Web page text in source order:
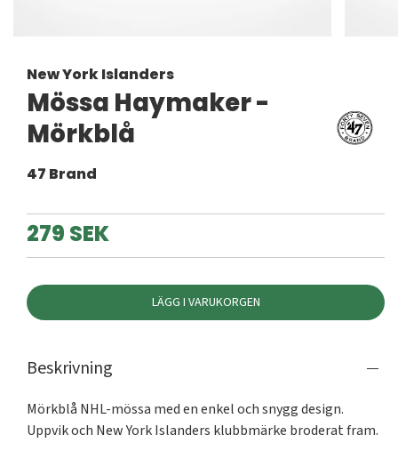
New York Islanders
Mössa Haymaker -
Mörkblå
47 Brand
279 SEK
LÄGG I VARUKORGEN
Beskrivning
Mörkblå NHL-mössa med en enkel och snygg design.
Uppvik och New York Islanders klubbmärke broderat fram.